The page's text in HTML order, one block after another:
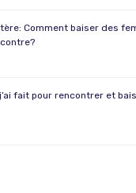
Comment baiser des
fait pour rencontrer et